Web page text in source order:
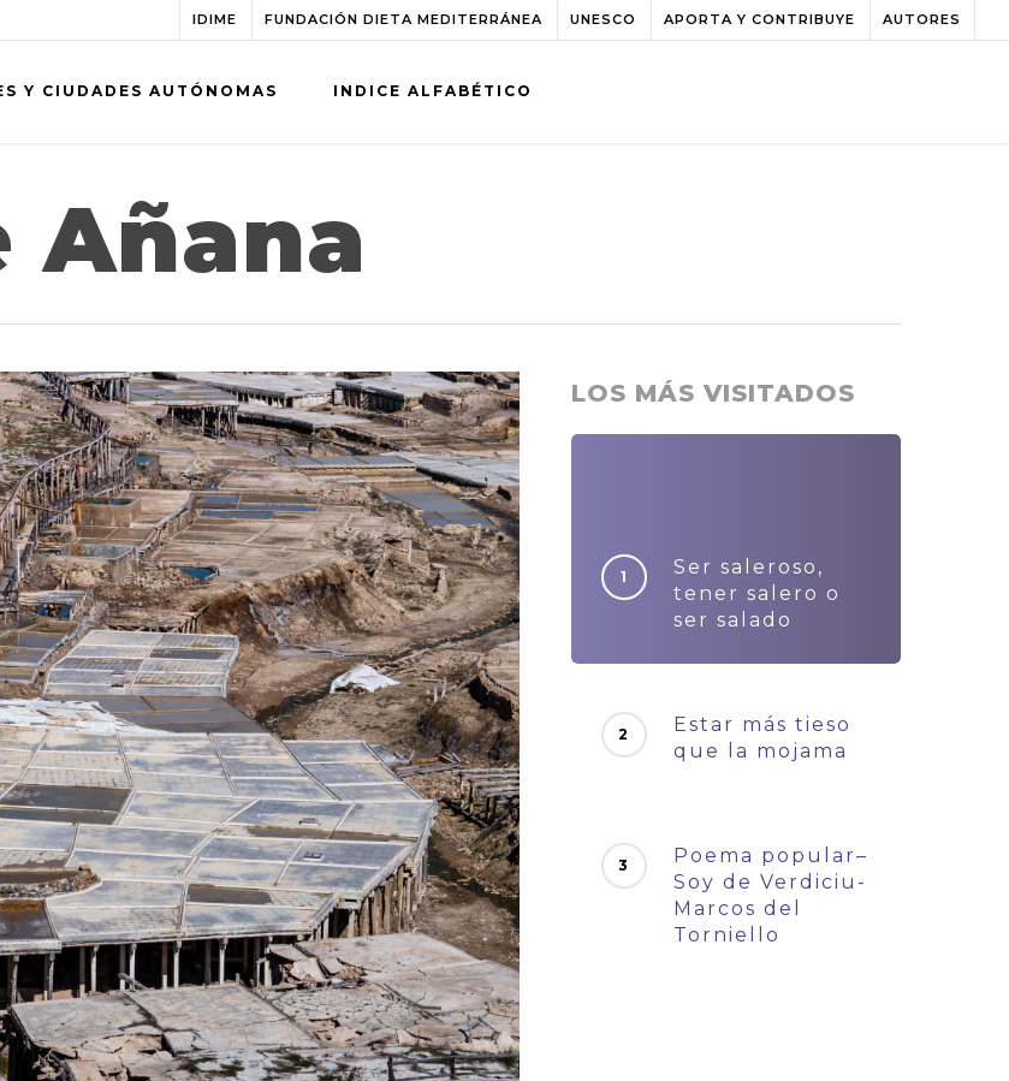
IDIME FUNDACIÓN DIETA MEDITERRÁNEA UNESCO APORTA Y CONTRIBUYE AUTORES
Y CIUDADES AUTÓNOMAS INDICE ALFABÉTICO
Añana
LOS MÁS VISITADOS
Ser saleroso,
tener salero o
ser salado
Estar más tieso
que la mojama
Poema popular–
Soy de Verdiciu-
Marcos del
Torniello